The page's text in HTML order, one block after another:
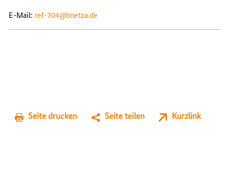
E-Mail: ref-704@bnetza.de
Seite drucken Seite teilen Kurzlink